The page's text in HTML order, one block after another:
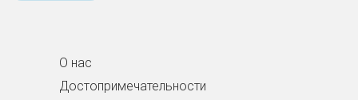
О нас
Достопримечательности